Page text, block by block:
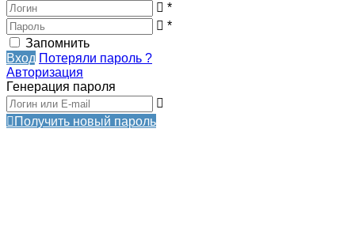
*
*
Запомнить
Вход Потеряли пароль ?
Авторизация
Генерация пароля
Получить новый пароль